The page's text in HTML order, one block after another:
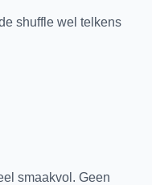
shuffle wel telkens
smaakvol. Geen